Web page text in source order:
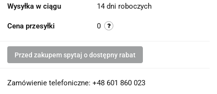
Wysyłka w ciągu 14 dni roboczych
Cena przesyłki 0
Przed zakupem spytaj o dostępny rabat
Zamówienie telefoniczne: +48 601 860 023